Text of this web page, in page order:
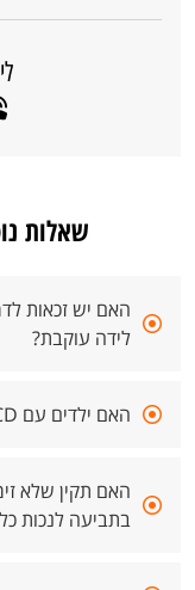
שאלות
האם יש זכאות
לידה עוקבת?
האם ילדים עם OCD זכאים לקצבת נכות מהביטוח הלאומי?
האם תקין שלא
בתביעה לנכות